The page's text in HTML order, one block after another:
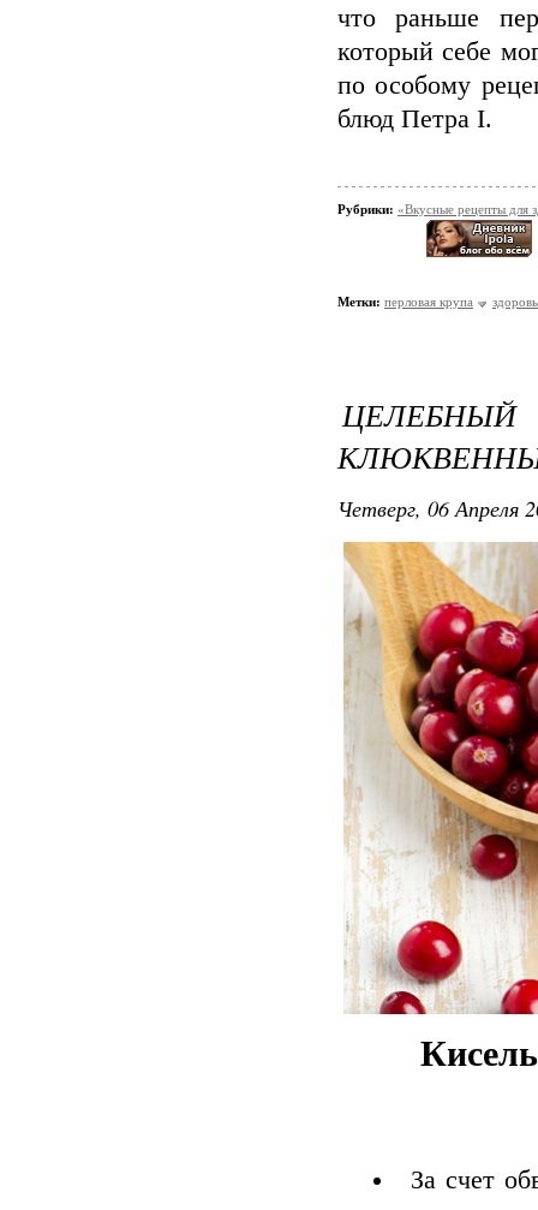
что раньше
который себе
по особому
блюд Петра I.
Рубрики: «Вкусные рецепты для
Метки: перловая крупа
Четверг, 06 Апреля
За счет